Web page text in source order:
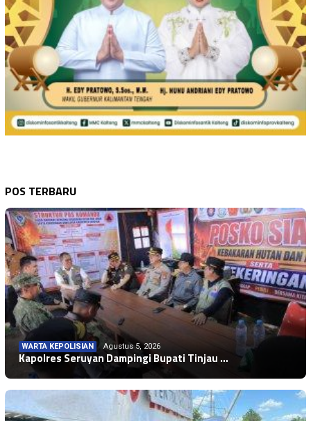
POS TERBARU
WARTA KEPOLISIAN Agustus 5, 2026
Kapolres Seruyan Dampingi Bupati Tinjau …
WARTA KEPOLISIAN Agustus 5, 2026
Polres Seruyan Amankan Lanjutan Piala Bu…